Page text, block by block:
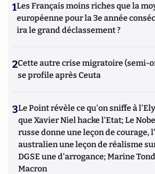
1Les Français moins riches que la
européenne pour la 3e année
ira le grand déclassement ?
2Cette autre crise migratoire (semi-
se profile après Ceuta
3Le Point révèle ce qu'on sniffe à
que Xavier Niel hacke l'Etat; Le
russe donne une leçon de courage,
australien une leçon de réalisme
DGSE une d'arrogance; Marine
Macron